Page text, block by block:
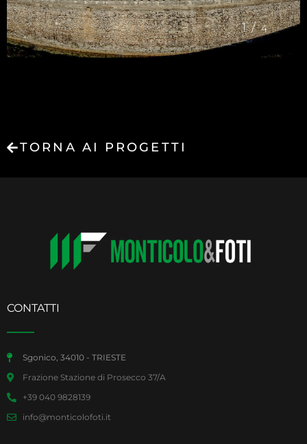
1/4
TORNA AI PROGETTI
CONTATTI
Sgonico, 34010 - TRIESTE
Frazione Stazione di Prosecco 37/A
+39 040 9828139
info@monticolofoti.it